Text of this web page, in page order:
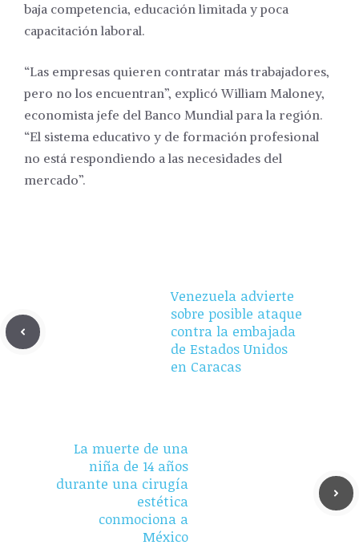
baja competencia, educación limitada y poca
capacitación laboral.
“Las empresas quieren contratar más trabajadores,
pero no los encuentran”, explicó William Maloney,
economista jefe del Banco Mundial para la región.
“El sistema educativo y de formación profesional
no está respondiendo a las necesidades del
mercado”.
Venezuela advierte
sobre posible ataque
contra la embajada
de Estados Unidos
en Caracas
La muerte de una
niña de 14 años
durante una cirugía
estética
conmociona a
México